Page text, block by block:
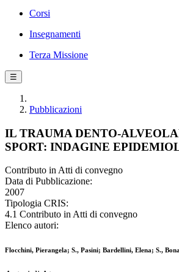
Corsi
Insegnamenti
Terza Missione
☰
Pubblicazioni
IL TRAUMA DENTO-
SPORT: INDAGINE
Contributo in Atti di convegno
Data di Pubblicazione:
2007
Tipologia CRIS:
4.1 Contributo in Atti di convegno
Elenco autori:
Flocchini, Pierangela; S., Pasini; Bardellini, Elena; S.,